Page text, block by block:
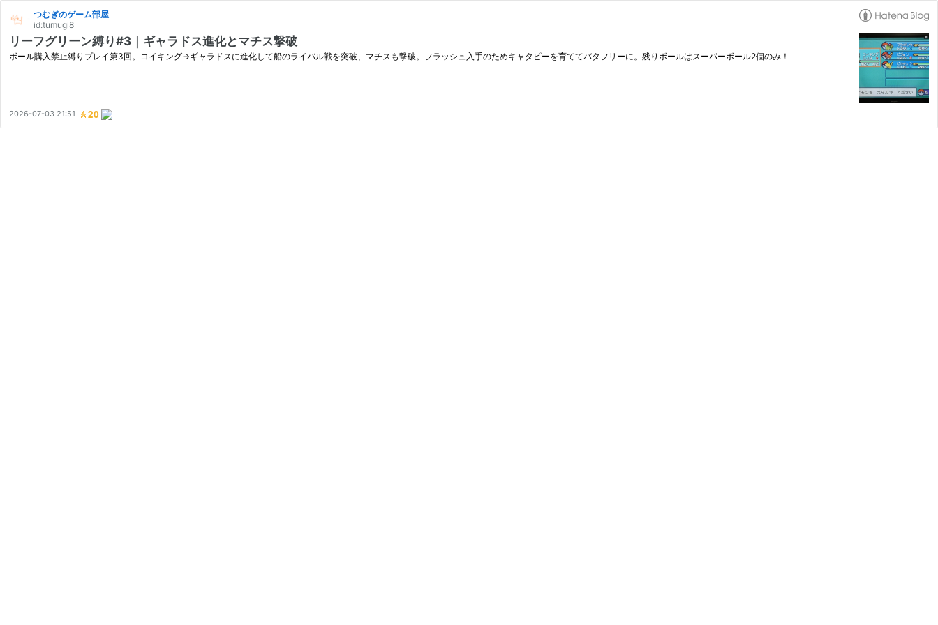
つむぎのゲーム部屋
id:tumugi8
リーフグリーン縛り#3｜ギャラドス進化とマチス撃破
ボール購入禁止縛りプレイ第3回。コイキング→ギャラドスに進化して船のライバル戦を突破、マチスも撃破。フラッシュ入手のためキャタピーを育ててバタフリーに。残りボールはスーパーボール2個のみ！
2026-07-03 21:51